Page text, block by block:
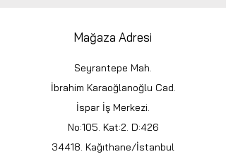
Mağaza Adresi
Seyrantepe Mah.
İbrahim Karaoğlanoğlu Cad.
İspar İş Merkezi.
No:105. Kat:2. D:426
34418. Kağıthane/İstanbul